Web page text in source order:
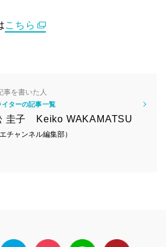
こちら
事を書いた人
イターの記事一覧
圭子 Keiko WAKAMATSU
エチャンネル編集部）